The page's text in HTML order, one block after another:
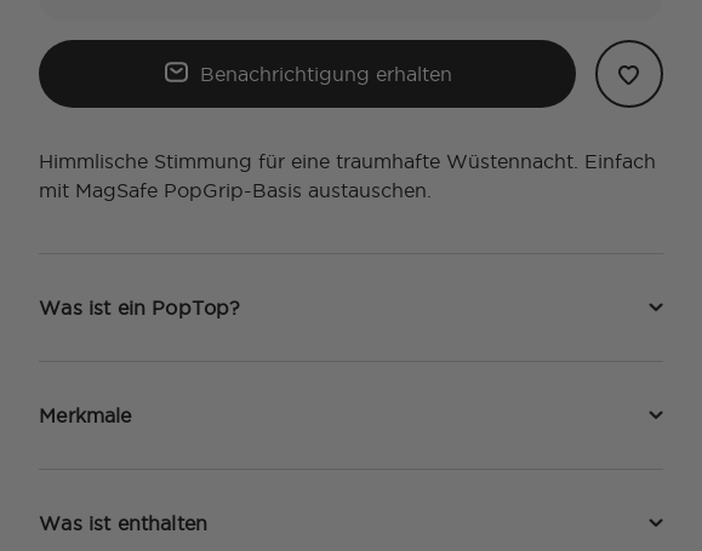
Benachrichtigung erhalten
Himmlische Stimmung für eine traumhafte Wüstennacht. Einfach
mit MagSafe PopGrip-Basis austauschen.
Was ist ein PopTop?
Merkmale
Was ist enthalten